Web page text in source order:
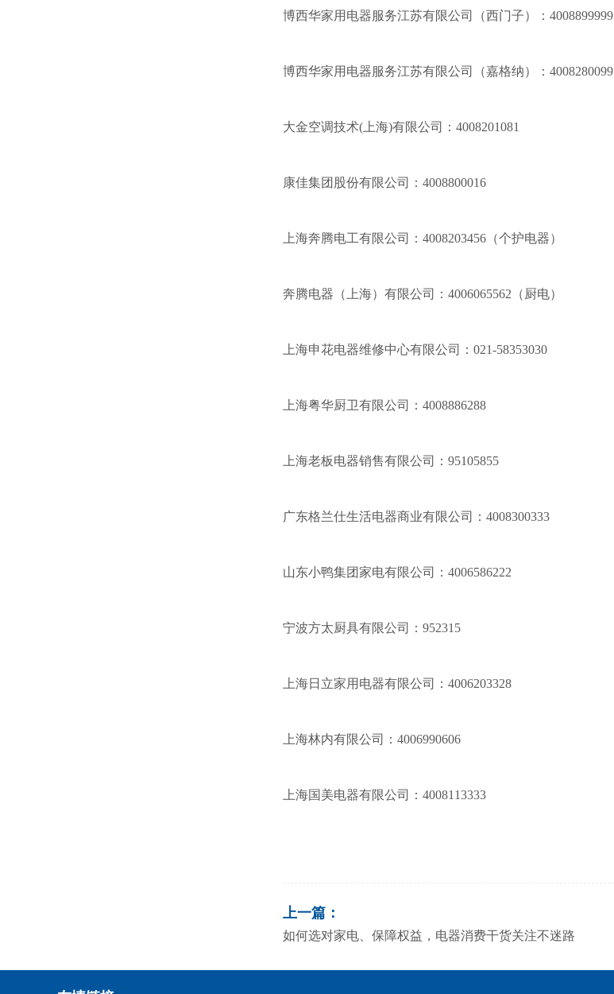
博西华家用电器服务江苏有限公司（西门子）： 4008899999
博西华家用电器服务江苏有限公司（嘉格纳）： 4008280099
大金空调技术(上海)有限公司： 4008201081
康佳集团股份有限公司： 4008800016
上海奔腾电工有限公司： 4008203456（个护电器）
奔腾电器（上海）有限公司： 4006065562（厨电）
上海申花电器维修中心有限公司： 021-58353030
上海粤华厨卫有限公司： 4008886288
上海老板电器销售有限公司： 95105855
广东格兰仕生活电器商业有限公司： 4008300333
山东小鸭集团家电有限公司： 4006586222
宁波方太厨具有限公司： 952315
上海日立家用电器有限公司： 4006203328
上海林内有限公司： 4006990606
上海国美电器有限公司： 4008113333
上一篇：
如何选对家电、保障权益，电器消费干货关注不迷路